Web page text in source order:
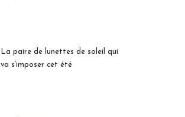
La paire de lunettes de soleil qui
va s’imposer cet été